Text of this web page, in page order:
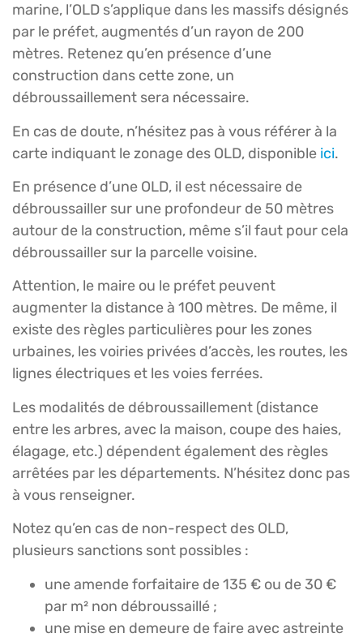
marine, l’OLD s’applique dans les massifs désignés
par le préfet, augmentés d’un rayon de 200
mètres. Retenez qu’en présence d’une
construction dans cette zone, un
débroussaillement sera nécessaire.
En cas de doute, n’hésitez pas à vous référer à la
carte indiquant le zonage des OLD, disponible ici.
En présence d’une OLD, il est nécessaire de
débroussailler sur une profondeur de 50 mètres
autour de la construction, même s’il faut pour cela
débroussailler sur la parcelle voisine.
Attention, le maire ou le préfet peuvent
augmenter la distance à 100 mètres. De même, il
existe des règles particulières pour les zones
urbaines, les voiries privées d’accès, les routes, les
lignes électriques et les voies ferrées.
Les modalités de débroussaillement (distance
entre les arbres, avec la maison, coupe des haies,
élagage, etc.) dépendent également des règles
arrêtées par les départements. N’hésitez donc pas
à vous renseigner.
Notez qu’en cas de non-respect des OLD,
plusieurs sanctions sont possibles :
une amende forfaitaire de 135 € ou de 30 €
par m² non débroussaillé ;
une mise en demeure de faire avec astreinte